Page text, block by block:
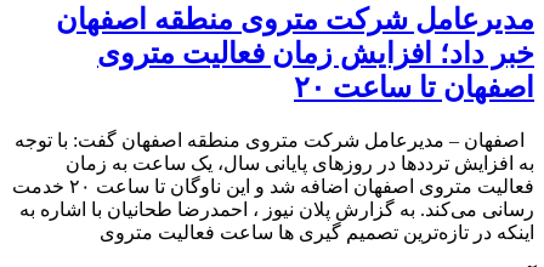
مدیرعامل شرکت متروی منطقه اصفهان
خبر داد؛ افزایش زمان فعالیت متروی
اصفهان تا ساعت ۲۰
اصفهان – مدیرعامل شرکت متروی منطقه اصفهان گفت: با توجه
به افزایش ترددها در روزهای پایانی سال، یک ساعت به زمان
فعالیت متروی اصفهان اضافه شد و این ناوگان تا ساعت ۲۰ خدمت
رسانی می‌کند. به گزارش پلان نیوز ، احمدرضا طحانیان با اشاره به
اینکه در تازه‌ترین تصمیم گیری ها ساعت فعالیت متروی